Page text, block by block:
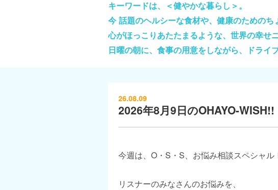
キーワードは、＜健やかな暮らし＞。
今 話題のヘルシーな食材や、健康のためのち
心がほっこりあたたまるような、世界の幸せニ
日曜の朝に、食事の用意をしながら、ドライ
26.08.09
2026年8月9日のOHAYO-WISH!!
今週は、O・S・S、お悩み相談スペシャル
リスナーのみなさんのお悩みを、